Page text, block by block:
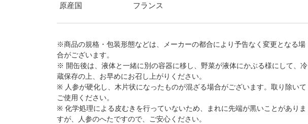
原産国 フランス
※商品の規格・包装形態などは、メーカーの都合により予告なく変更となる場
合がございます。
※ 開缶後は、液体と一緒に別の容器に移し、野菜が液体にかぶる様にして、冷
蔵保存の上、お早めにお召し上がりください。
※ 人参が硬化し、木片状になったものが混ざる場合がございます。取り除いて
ご使用ください。
※ 化学処理による皮むきを行っていないため、まれに先端が黒いことがありま
すが、人参のへたですので、ご安心ください。